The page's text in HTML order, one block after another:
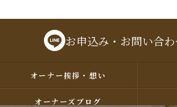
お申込み・お問い合
オーナー挨拶・想い
オーナーズブログ